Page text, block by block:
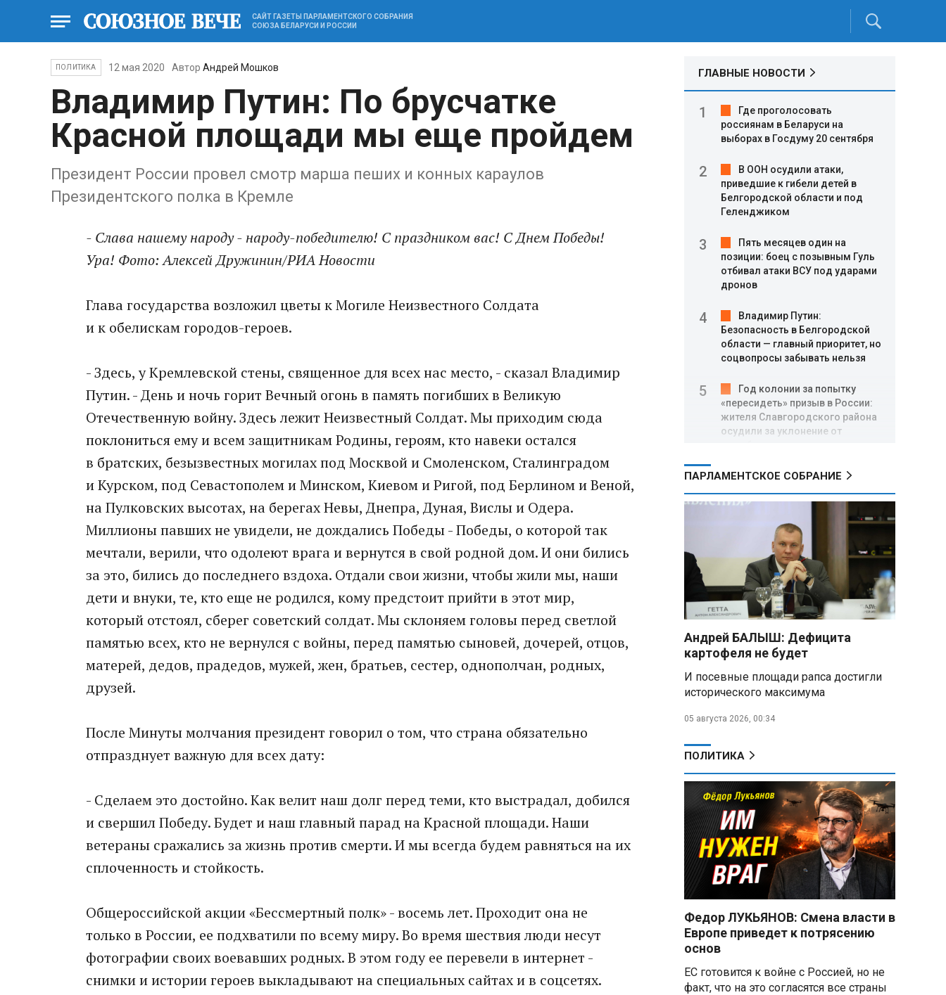
САЙТ ГАЗЕТЫ ПАРЛАМЕНТСКОГО СОБРАНИЯ
СОЮЗА БЕЛАРУСИ И РОССИИ
ПОЛИТИКА 12 мая 2020 Автор Андрей Мошков
Владимир Путин: По брусчатке
Красной площади мы еще пройдем
Президент России провел смотр марша пеших и конных караулов
Президентского полка в Кремле
- Слава нашему народу - народу-победителю! С праздником вас! С Днем Победы!
Ура! Фото: Алексей Дружинин/РИА Новости
Глава государства возложил цветы к Могиле Неизвестного Солдата
и к обелискам городов-героев.
- Здесь, у Кремлевской стены, священное для всех нас место, - сказал Владимир
Путин. - День и ночь горит Вечный огонь в память погибших в Великую
Отечественную войну. Здесь лежит Неизвестный Солдат. Мы приходим сюда
поклониться ему и всем защитникам Родины, героям, кто навеки остался
в братских, безызвестных могилах под Москвой и Смоленском, Сталинградом
и Курском, под Севастополем и Минском, Киевом и Ригой, под Берлином и Веной,
на Пулковских высотах, на берегах Невы, Днепра, Дуная, Вислы и Одера.
Миллионы павших не увидели, не дождались Победы - Победы, о которой так
мечтали, верили, что одолеют врага и вернутся в свой родной дом. И они бились
за это, бились до последнего вздоха. Отдали свои жизни, чтобы жили мы, наши
дети и внуки, те, кто еще не родился, кому предстоит прийти в этот мир,
который отстоял, сберег советский солдат. Мы склоняем головы перед светлой
памятью всех, кто не вернулся с войны, перед памятью сыновей, дочерей, отцов,
матерей, дедов, прадедов, мужей, жен, братьев, сестер, однополчан, родных,
друзей.
После Минуты молчания президент говорил о том, что страна обязательно
отпразднует важную для всех дату:
- Сделаем это достойно. Как велит наш долг перед теми, кто выстрадал, добился
и свершил Победу. Будет и наш главный парад на Красной площади. Наши
ветераны сражались за жизнь против смерти. И мы всегда будем равняться на их
сплоченность и стойкость.
Общероссийской акции «Бессмертный полк» - восемь лет. Проходит она не
только в России, ее подхватили по всему миру. Во время шествия люди несут
фотографии своих воевавших родных. В этом году ее перевели в интернет -
снимки и истории героев выкладывают на специальных сайтах и в соцсетях.
ГЛАВНЫЕ НОВОСТИ
Где проголосовать
россиянам в Беларуси на
выборах в Госдуму 20 сентября
В ООН осудили атаки,
приведшие к гибели детей в
Белгородской области и под
Геленджиком
Пять месяцев один на
позиции: боец с позывным Гуль
отбивал атаки ВСУ под ударами
дронов
Владимир Путин:
Безопасность в Белгородской
области — главный приоритет, но
соцвопросы забывать нельзя
Год колонии за попытку
«пересидеть» призыв в России:
жителя Славгородского района
осудили за уклонение от
В Свердловской области
производителя дронов «Упырь»
Российские пловцы
выиграли все золотые медали
первого дня Кубка мира по
зимнему плаванию
Александр Новак:
Независимые АЗС начнут
снабжать топливом через
региональных операторов
Беларусь и Россия
усиливают сотрудничество по
развития
Минобороны РФ:
Рыжевка
Строительство крупнейшего
логцентра Wildberries в
Беларуси идет с опережением
графика
Вячеслав Володин:
Противодействие
мошенничеству и миграционная
политика — приоритеты работы
Госдумы
Владимир Путин запросил у
военного командования оценки
ПАРЛАМЕНТСКОЕ СОБРАНИЕ
Андрей БАЛЫШ: Дефицита
картофеля не будет
И посевные площади рапса достигли
исторического максимума
05 августа 2026, 00:34
ПОЛИТИКА
Федор ЛУКЬЯНОВ: Смена власти в
Европе приведет к потрясению
основ
ЕС готовится к войне с Россией, но не
факт, что на это согласятся все страны